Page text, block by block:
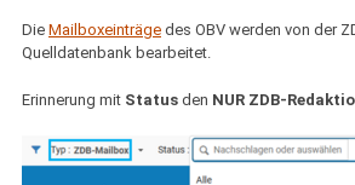
Die Mailboxeinträge des OBV werden von der
Quelldatenbank bearbeitet.
Erinnerung mit Status den NUR ZDB-